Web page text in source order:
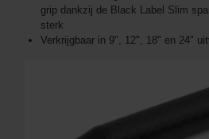
grip dankzij de Black Label Slim
sterk
Verkrijgbaar in 9", 12", 18" en 24"